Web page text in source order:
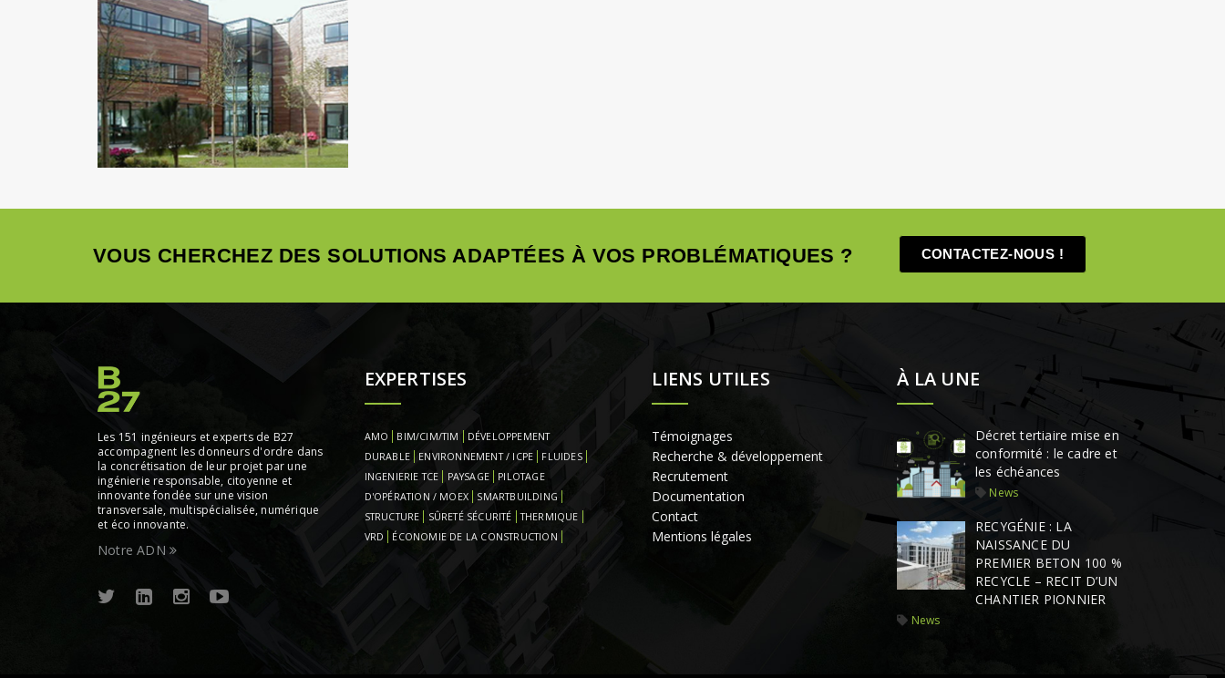
Fluides Logistique Thermique
VOUS CHERCHEZ DES SOLUTIONS ADAPTÉES À VOS PROBLÉMATIQUES ? CONTACTEZ-NOUS !
Les 151 ingénieurs et experts de B27
accompagnent les donneurs d'ordre dans
la concrétisation de leur projet par une
ingénierie responsable, citoyenne et
innovante fondée sur une vision
transversale, multispécialisée, numérique
et éco innovante.
Notre ADN
EXPERTISES
AMO BIM/CIM/TIM
DÉVELOPPEMENT
DURABLE
ENVIRONNEMENT / ICPE
FLUIDES
INGENIERIE TCE
PAYSAGE
PILOTAGE
D'OPÉRATION / MOEX
SMARTBUILDING
STRUCTURE
SÛRETÉ SÉCURITÉ
THERMIQUE
VRD
ÉCONOMIE DE LA CONSTRUCTION
LIENS UTILES
Témoignages
Recherche & développement
Recrutement
Documentation
Contact
Mentions légales
À LA UNE
Décret tertiaire mise en
conformité : le cadre et
les échéances
News
RECYGÉNIE : LA
NAISSANCE DU
PREMIER BETON 100 %
RECYCLE – RECIT D’UN
CHANTIER PIONNIER
News